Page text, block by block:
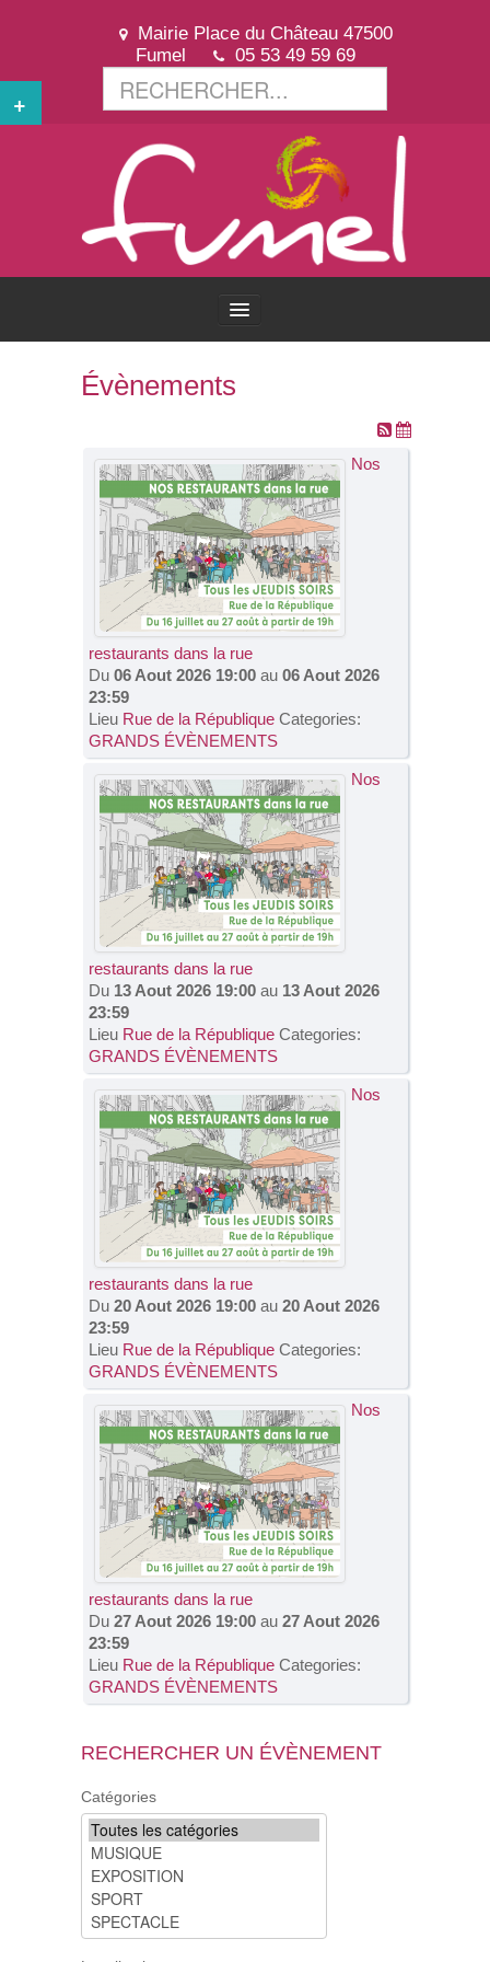
Mairie Place du Château 47500
Fumel
05 53 49 59 69
VOTRE MAIRIE
VOS DEMARCHES
VIE SCOLAIRE
SOCIAL
SPORTS ET LOISIRS
DÉCISIONS & DÉLIBÉRATIONS
RENDEZ-VOUS EN LIGNE
Évènements
Nos
restaurants dans la rue
Du 06 Aout 2026 19:00 au 06 Aout 2026
23:59
Lieu Rue de la République Categories:
GRANDS ÉVÈNEMENTS
Nos
restaurants dans la rue
Du 13 Aout 2026 19:00 au 13 Aout 2026
23:59
Lieu Rue de la République Categories:
GRANDS ÉVÈNEMENTS
Nos
restaurants dans la rue
Du 20 Aout 2026 19:00 au 20 Aout 2026
23:59
Lieu Rue de la République Categories:
GRANDS ÉVÈNEMENTS
Nos
restaurants dans la rue
Du 27 Aout 2026 19:00 au 27 Aout 2026
23:59
Lieu Rue de la République Categories:
GRANDS ÉVÈNEMENTS
RECHERCHER UN ÉVÈNEMENT
Catégories
+